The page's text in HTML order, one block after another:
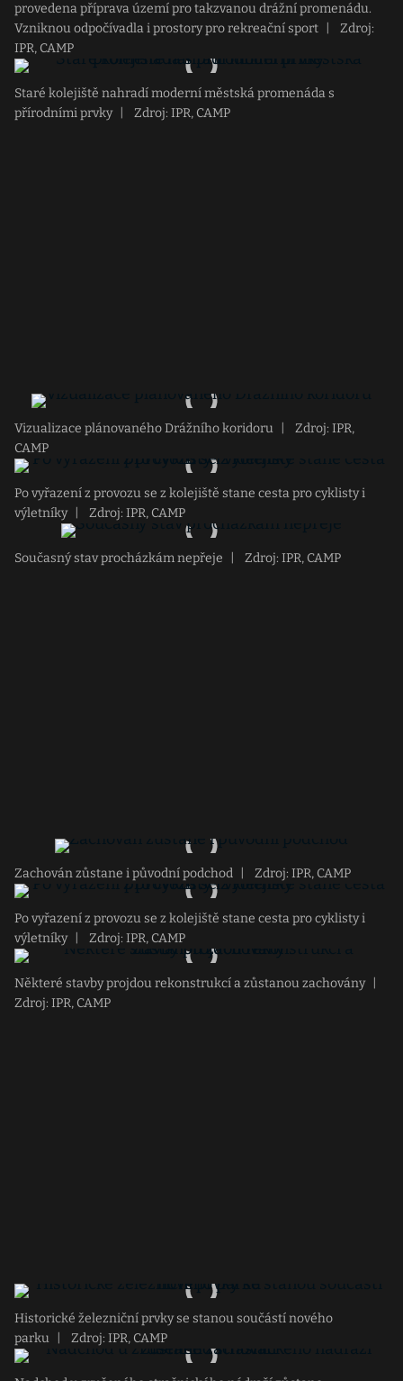
provedena příprava území pro takzvanou drážní promenádu.
Vzniknou odpočívadla i prostory pro rekreační sport
Zdroj:
IPR, CAMP
Staré kolejiště nahradí moderní městská promenáda s
přírodními prvky
Zdroj: IPR, CAMP
Vizualizace plánovaného Drážního koridoru
Zdroj: IPR,
CAMP
Po vyřazení z provozu se z kolejiště stane cesta pro cyklisty i
výletníky
Zdroj: IPR, CAMP
Současný stav procházkám nepřeje Zdroj: IPR, CAMP
Zachován zůstane i původní podchod Zdroj: IPR, CAMP
Po vyřazení z provozu se z kolejiště stane cesta pro cyklisty i
výletníky
Zdroj: IPR, CAMP
Některé stavby projdou rekonstrukcí a zůstanou zachovány
Zdroj: IPR, CAMP
Historické železniční prvky se stanou součástí nového
parku
Zdroj: IPR, CAMP